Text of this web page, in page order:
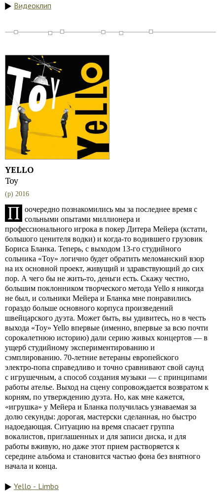
Видеоклип
YELLO
Toy
(p) 2016
П
оочередно познакомились мы за последнее время с
сольными опытами миллионера и
профессионального игрока в покер Дитера Мейера (кстати,
большого ценителя водки) и когда-то водившего грузовик
Бориса Бланка. Теперь, с выходом 13-го студийного
сольника «Toy» логично будет обратить меломанский взор
на их основной проект, живущий и здравствующий до сих
пор. А чего бы не жить-то, деньги есть. Скажу честно,
большим поклонником творческого метода Yello я никогда
не был, и сольники Мейера и Бланка мне понравились
гораздо больше основного корпуса произведений
швейцарского дуэта. Может быть, вы удивитесь, но в честь
выхода «Toy» Yello впервые (именно, впервые за всю почти
сорокалетнюю историю) дали серию живых концертов — в
ущерб студийному экспериментированию и
сэмплированию. 70-летние ветераны европейского
электро-попа справедливо и точно сравнивают свой саунд
с игрушечным, а способ создания музыки — с принципами
работы ателье. Выход на сцену сопровождается возвратом к
корням, по утверждению дуэта. Но, как мне кажется,
«игрушка» у Мейера и Бланка получилась узнаваемая за
долю секунды: дорогая, мастерски сделанная, но быстро
надоедающая. Ситуацию на время спасает группа
вокалистов, приглашенных и для записи диска, и для
работы вживую, но даже этот прием растворяется к
середине альбома и становится частью фона без внятного
начала и конца.
Yello - Limbo